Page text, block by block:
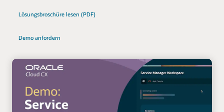
Lösungsbroschüre lesen (PDF)
Demo anfordern